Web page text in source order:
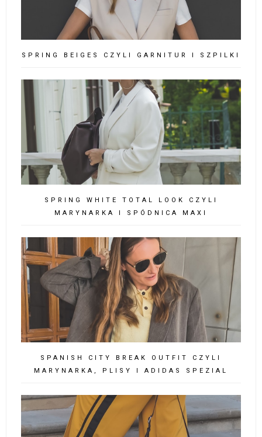
SPRING BEIGES CZYLI GARNITUR I SZPILKI
SPRING WHITE TOTAL LOOK CZYLI
MARYNARKA I SPÓDNICA MAXI
SPANISH CITY BREAK OUTFIT CZYLI
MARYNARKA, PLISY I ADIDAS SPEZIAL